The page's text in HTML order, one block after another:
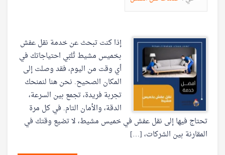
إذا كنت تبحث عن خدمة نقل عفش
بخميس مشيط تُلبّي احتياجاتك في
أي وقت من اليوم، فقد وصلت إلى
المكان الصحيح. نحن هنا لنمنحك
تجربة فريدة، تجمع بين السرعة،
الدقة، والأمان التام. في كل مرة
تحتاج فيها إلى نقل عفش في خميس مشيط، لا تضيع وقتك في
المقارنة بين الشركات، […]